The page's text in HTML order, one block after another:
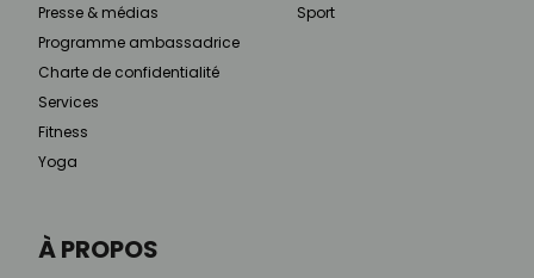
À PROPOS
Presse & médias
Programme ambassadrice
Charte de confidentialité
Services
Fitness
Yoga
Sport